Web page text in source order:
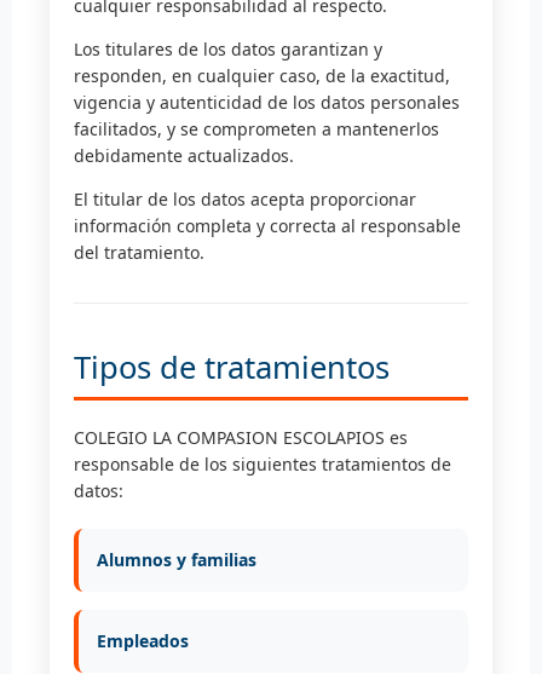
cualquier responsabilidad al respecto.
Los titulares de los datos garantizan y
responden, en cualquier caso, de la exactitud,
vigencia y autenticidad de los datos personales
facilitados, y se comprometen a mantenerlos
debidamente actualizados.
El titular de los datos acepta proporcionar
información completa y correcta al responsable
del tratamiento.
Tipos de tratamientos
COLEGIO LA COMPASION ESCOLAPIOS es
responsable de los siguientes tratamientos de
datos:
Alumnos y familias
Empleados